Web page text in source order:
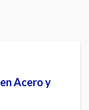
Acero y